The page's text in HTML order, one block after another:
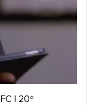
| 20º